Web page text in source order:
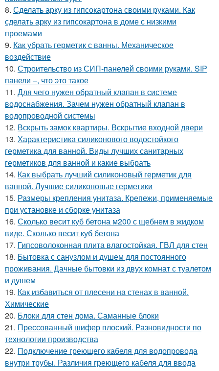
8. Сделать арку из гипсокартона своими руками. Как
сделать арку из гипсокартона в доме с низкими
проемами
9. Как убрать герметик с ванны. Механическое
воздействие
10. Строительство из СИП-панелей своими руками. SIP
панели –, что это такое
11. Для чего нужен обратный клапан в системе
водоснабжения. Зачем нужен обратный клапан в
водопроводной системы
12. Вскрыть замок квартиры. Вскрытие входной двери
13. Характеристика силиконового водостойкого
герметика для ванной. Виды лучших санитарных
герметиков для ванной и какие выбрать
14. Как выбрать лучший силиконовый герметик для
ванной. Лучшие силиконовые герметики
15. Размеры крепления унитаза. Крепежи, применяемые
при установке и сборке унитаза
16. Сколько весит куб бетона м200 с щебнем в жидком
виде. Сколько весит куб бетона
17. Гипсоволоконная плита влагостойкая. ГВЛ для стен
18. Бытовка с санузлом и душем для постоянного
проживания. Дачные бытовки из двух комнат с туалетом
и душем
19. Как избавиться от плесени на стенах в ванной.
Химические
20. Блоки для стен дома. Саманные блоки
21. Прессованный шифер плоский. Разновидности по
технологии производства
22. Подключение греющего кабеля для водопровода
внутри трубы. Различия греющего кабеля для ввода